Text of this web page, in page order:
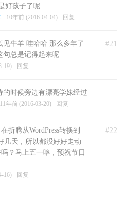
好孩子了呢
10年前 (2016-04-04) 回复
#21
见牛羊 哇哈哈 那么多年了
句总是记得起来呢
19) 回复
的时候旁边有漂亮学妹经过
11年前 (2016-03-20) 回复
#22
折腾从WordPress转换到
几天，所以都没好好走动
？马上五一咯，预祝节日
16) 回复